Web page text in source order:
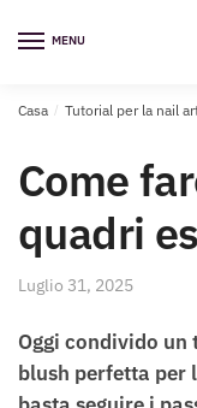
alla
MENU
Casa / Tutorial per la nail
Come
quadri
Luglio 31, 2025
Oggi condivido
blush perfetta per